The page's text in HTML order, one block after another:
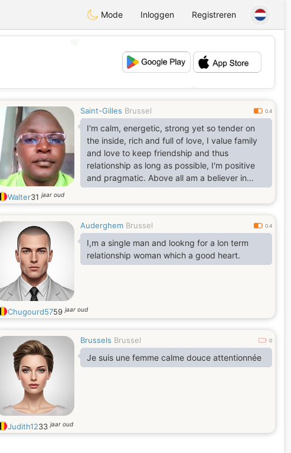
Mode Inloggen Registreren
Saint-Gilles Brussel 0.4
I'm calm, energetic, strong yet so tender on
the inside, rich and full of love, I value family
and love to keep friendship and thus
relationship as long as possible, I'm positive
and pragmatic. Above all am a believer in
Christ
Walter31jaar oud
Auderghem Brussel 0.4
I,m a single man and lookng for a lon term
relationship woman which a good heart.
Chugourd5759jaar oud
Brussels Brussel 0
Je suis une femme calme douce attentionnée
Judith1233jaar oud